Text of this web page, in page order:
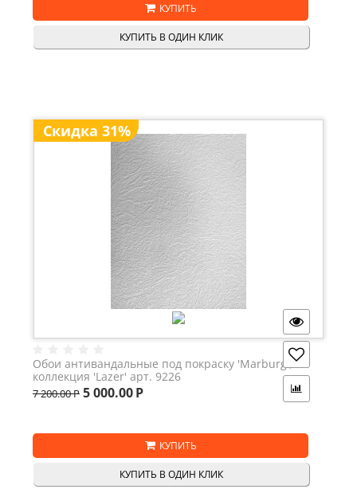
КУПИТЬ
КУПИТЬ В ОДИН КЛИК
Скидка 31%
Обои антивандальные под покраску 'Marburg',
коллекция 'Lazer' арт. 9226
7 200.00Р 5 000.00Р
КУПИТЬ
КУПИТЬ В ОДИН КЛИК